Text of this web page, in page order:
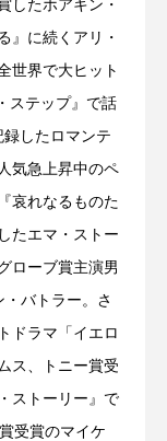
したホアキン・
』に続くアリ・
世界で大ヒット
ステップ』で話
したロマンテ
気急上昇中のペ
哀れなるものた
たエマ・ストー
ローブ賞主演男
バトラー。さ
ドラマ「イエロ
ス、トニー賞受
ストーリー』で
受賞のマイケ